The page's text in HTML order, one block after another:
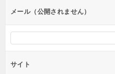
メール（公開されません）
サイト